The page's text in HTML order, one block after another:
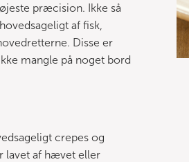
præcision. Ikke så
af fisk,
Disse er
mangle på noget bord
crepes og
lavet af hævet eller